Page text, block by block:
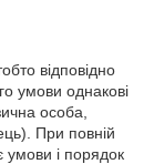
відповідно
умови однакові
особа,
При повній
умови і порядок